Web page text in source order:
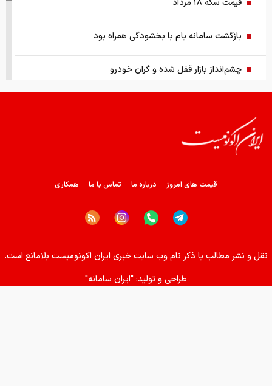
قیمت سکه ۱۸ مرداد
بازگشت سامانه بام با بخشودگی همراه بود
چشم‌انداز بازار قفل شده و گران خودرو
قیمت خودرو امروز ۱۸ مرداد ۱۴۰۵
قیمت های امروز درباره ما تماس با ما همکاری
نقل و نشر مطالب با ذکر نام وب سایت خبری ایران اکونومیست بلامانع است.
طراحی و تولید:"ایران سامانه"